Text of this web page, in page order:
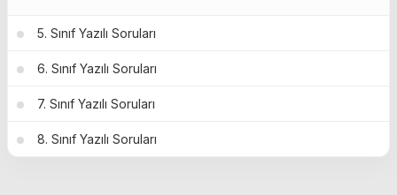
5. Sınıf Yazılı Soruları
6. Sınıf Yazılı Soruları
7. Sınıf Yazılı Soruları
8. Sınıf Yazılı Soruları